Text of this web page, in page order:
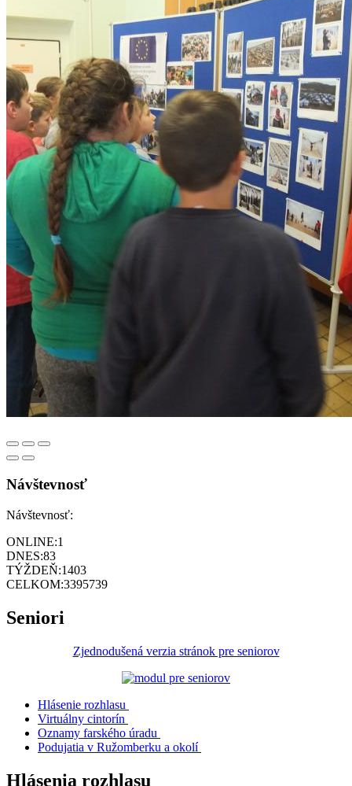
Návštevnosť
Návštevnosť:
ONLINE:1
DNES:83
TÝŽDEŇ:1403
CELKOM:3395739
Seniori
Zjednodušená verzia stránok pre seniorov
Hlásenie rozhlasu
Virtuálny cintorín
Oznamy farského úradu
Podujatia v Ružomberku a okolí
Hlásenia rozhlasu